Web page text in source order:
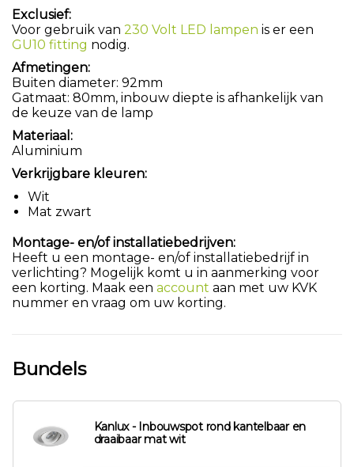
Exclusief:
Voor gebruik van 230 Volt LED lampen is er een
GU10 fitting nodig.
Afmetingen:
Buiten diameter: 92mm
Gatmaat: 80mm, inbouw diepte is afhankelijk van
de keuze van de lamp
Materiaal:
Aluminium
Verkrijgbare kleuren:
Wit
Mat zwart
Montage- en/of installatiebedrijven:
Heeft u een montage- en/of installatiebedrijf in
verlichting? Mogelijk komt u in aanmerking voor
een korting. Maak een account aan met uw KVK
nummer en vraag om uw korting.
Bundels
Kanlux - Inbouwspot rond kantelbaar en
draaibaar mat wit